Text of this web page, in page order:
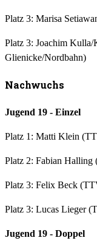
Platz 3: Marisa
Platz 3: Joachim
Glienicke/Nordbahn)
Nachwuchs
Jugend 19 - Einzel
Platz 1: Matti Klein
Platz 2: Fabian Halling
Platz 3: Felix Beck
Platz 3: Lucas Lieger
Jugend 19 - Doppel